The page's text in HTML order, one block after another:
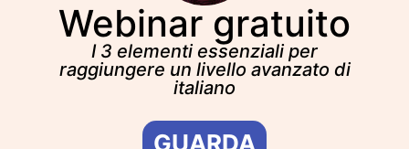
LEZIONE in cui spiego l’espressione Prendere in
CONTROPIEDE;
Webinar gratuito
I 3 elementi essenziali per
raggiungere un livello avanzato di
italiano